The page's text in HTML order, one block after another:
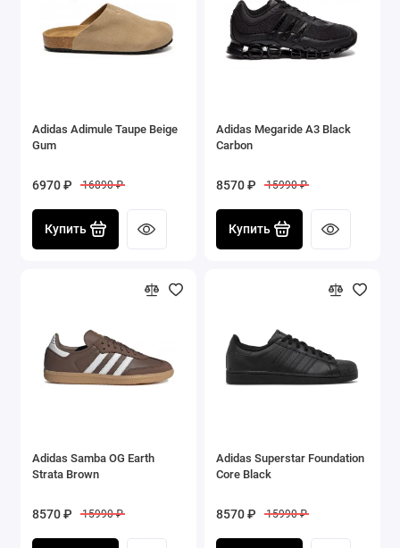
Adidas Adimule Taupe Beige
Gum
6970 ₽ 16890 ₽
Купить
Adidas Megaride A3 Black
Carbon
8570 ₽ 15990 ₽
Купить
Adidas Samba OG Earth
Strata Brown
8570 ₽ 15990 ₽
Adidas Superstar Foundation
Core Black
8570 ₽ 15990 ₽